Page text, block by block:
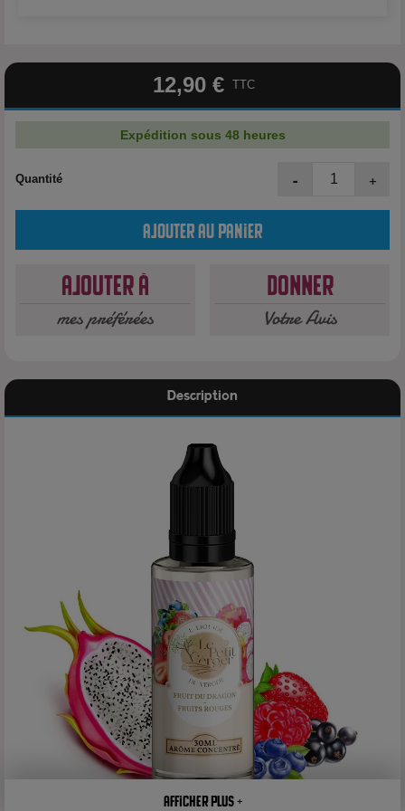
12,90 € TTC
Expédition sous 48 heures
Quantité - +
Ajouter au panier
Ajouter à
mes préférées
Donner
Votre Avis
Description
Afficher plus +